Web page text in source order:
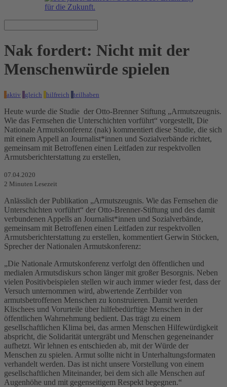
Nak fordert: Nicht mit der
Menschenwürde spielen
aktiv gleich hilfreich teilhaben
Heute wurde die Studie der Otto-Brenner Stiftung „Armutszeugnis.
Wie das Fernsehen die Unterschichten vorführt“ vorgestellt, Die
Nationale Armutskonferenz (nak) kommentiert diese Studie, die sich
mit einem Appell an Journalist*innen und Sozialverbände richtet,
gemeinsam mit Betroffenen einen Leitfaden zur respektvollen
Armutsberichterstattung zu erstellen,
07.04.2020
2 Minuten Lesezeit
Anlässlich der Publikation „Armutszeugnis. Wie das Fernsehen die
Unterschichten vorführt“ der Otto-Brenner-Stiftung und des damit
verbundenen Appells an Journalist*innen und Sozialverbände,
gemeinsam mit Betroffenen einen Leitfaden zur respektvollen
Armutsberichterstattung zu erstellen, kommentiert Gerwin Stöcken,
Sprecher der Nationalen Armutskonferenz:
„Die Nationale Armutskonferenz verfolgt den öffentlichen und
medialen Armutsdiskurs schon länger mit großer Besorgnis. Neben
vielen Positivbeispielen stellen wir auch immer wieder fest, dass der
Versuch unternommen wird, abwertende Zerrbilder von
armutsbetroffenen Menschen zu konstruieren. Damit werden
Klischees und Vorurteile über hilfebedürftige Menschen in der
öffentlichen Wahrnehmung bedient. Das trägt zu einem
gesellschaftlichen Klima bei, das armen Menschen Hilfewürdigkeit
abspricht, die Solidarität untergräbt und Menschen gegeneinander
aufhetzt. Wir lehnen es entschieden ab, mit der Würde der
Menschen zu spielen. Armut sollte nicht in Unterhaltungsformaten
verhandelt werden. Das ist nicht unsere Vorstellung von einem
gesellschaftlichen Miteinander, bei dem sich alle Menschen auf
Augenhöhe und mit gegenseitigem Respekt begegnen.“